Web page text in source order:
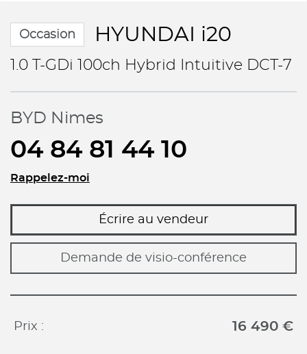
Occasion HYUNDAI i20
1.0 T-GDi 100ch Hybrid Intuitive DCT-7
BYD Nimes
04 84 81 44 10
Rappelez-moi
Écrire au vendeur
Demande de visio-conférence
Prix : 16 490 €